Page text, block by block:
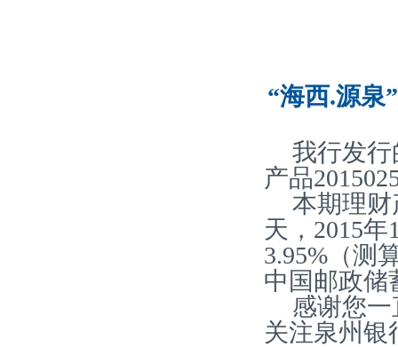
“海西.源泉
我行发行
产品
本期理财
天，2015
3.95%（测
中国邮政储
感谢您
关注泉州银